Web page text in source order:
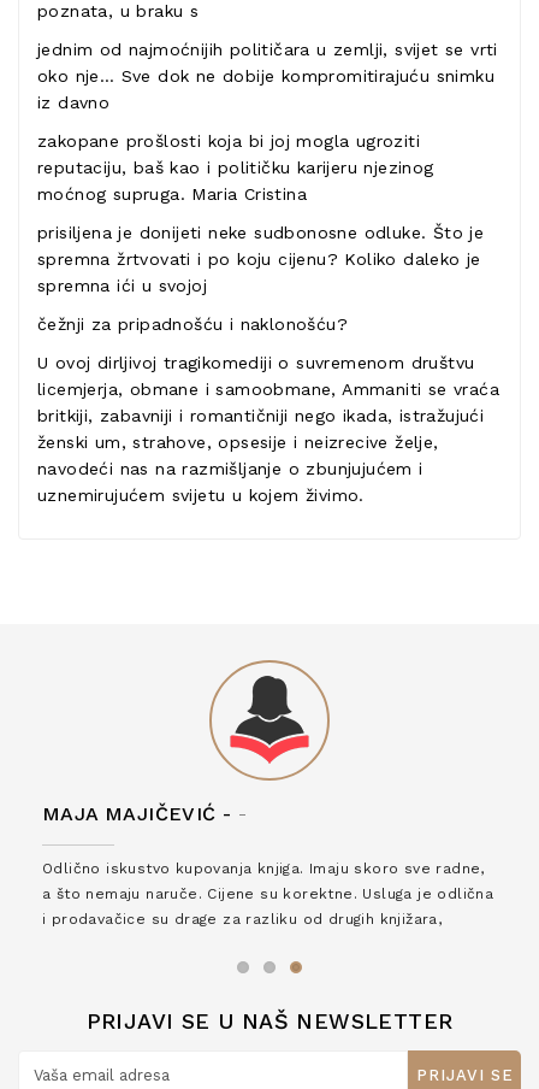
poznata, u braku s
jednim od najmoćnijih političara u zemlji, svijet se vrti
oko nje… Sve dok ne dobije kompromitirajuću snimku
iz davno
zakopane prošlosti koja bi joj mogla ugroziti
reputaciju, baš kao i političku karijeru njezinog
moćnog supruga. Maria Cristina
prisiljena je donijeti neke sudbonosne odluke. Što je
spremna žrtvovati i po koju cijenu? Koliko daleko je
spremna ići u svojoj
čežnji za pripadnošću i naklonošću?
U ovoj dirljivoj tragikomediji o suvremenom društvu
licemjerja, obmane i samoobmane, Ammaniti se vraća
britkiji, zabavniji i romantičniji nego ikada, istražujući
ženski um, strahove, opsesije i neizrecive želje,
navodeći nas na razmišljanje o zbunjujućem i
uznemirujućem svijetu u kojem živimo.
MAJA MAJIČEVIĆ - -
Odlično iskustvo kupovanja knjiga. Imaju skoro sve radne,
a što nemaju naruče. Cijene su korektne. Usluga je odlična
i prodavačice su drage za razliku od drugih knjižara,
PRIJAVI SE U NAŠ NEWSLETTER
PRIJAVI SE